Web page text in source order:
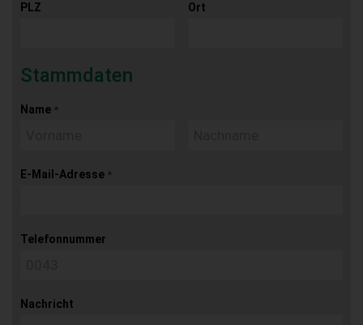
PLZ Ort
Stammdaten
Name *
E-Mail-Adresse *
Telefonnummer
Nachricht